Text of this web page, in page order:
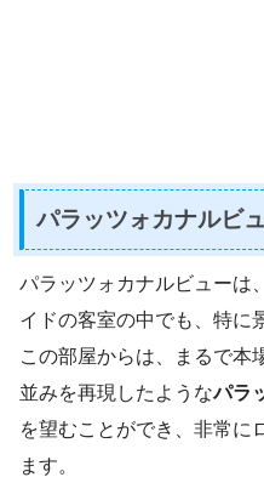
パラッツォカナルビ
パラッツォカナルビューは
イドの客室の中でも、特に
この部屋からは、まるで本
並みを再現したようなパラ
を望むことができ、非常に
ます。